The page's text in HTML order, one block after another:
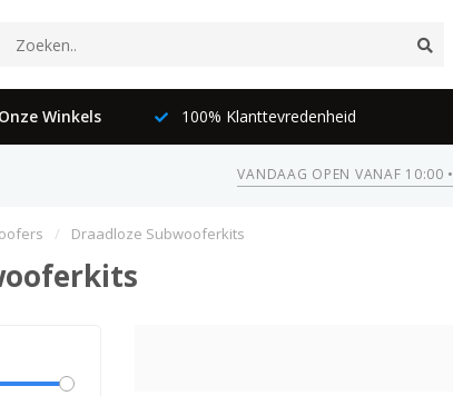
Onze Winkels 100% Klanttevredenheid
VANDAAG OPEN VANAF 10:00 •
/ Draadloze Subwooferkits